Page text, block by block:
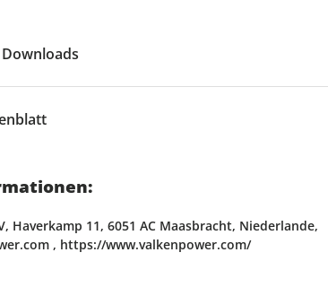
Haverkamp 11, 6051 AC Maasbracht, Niederlande,
, https://www.valkenpower.com/